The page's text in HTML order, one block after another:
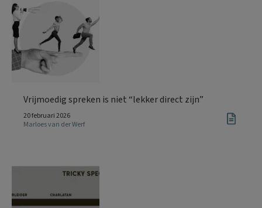
Vrijmoedig spreken is niet “lekker direct zijn”
20 februari 2026
Marloes van der Werf